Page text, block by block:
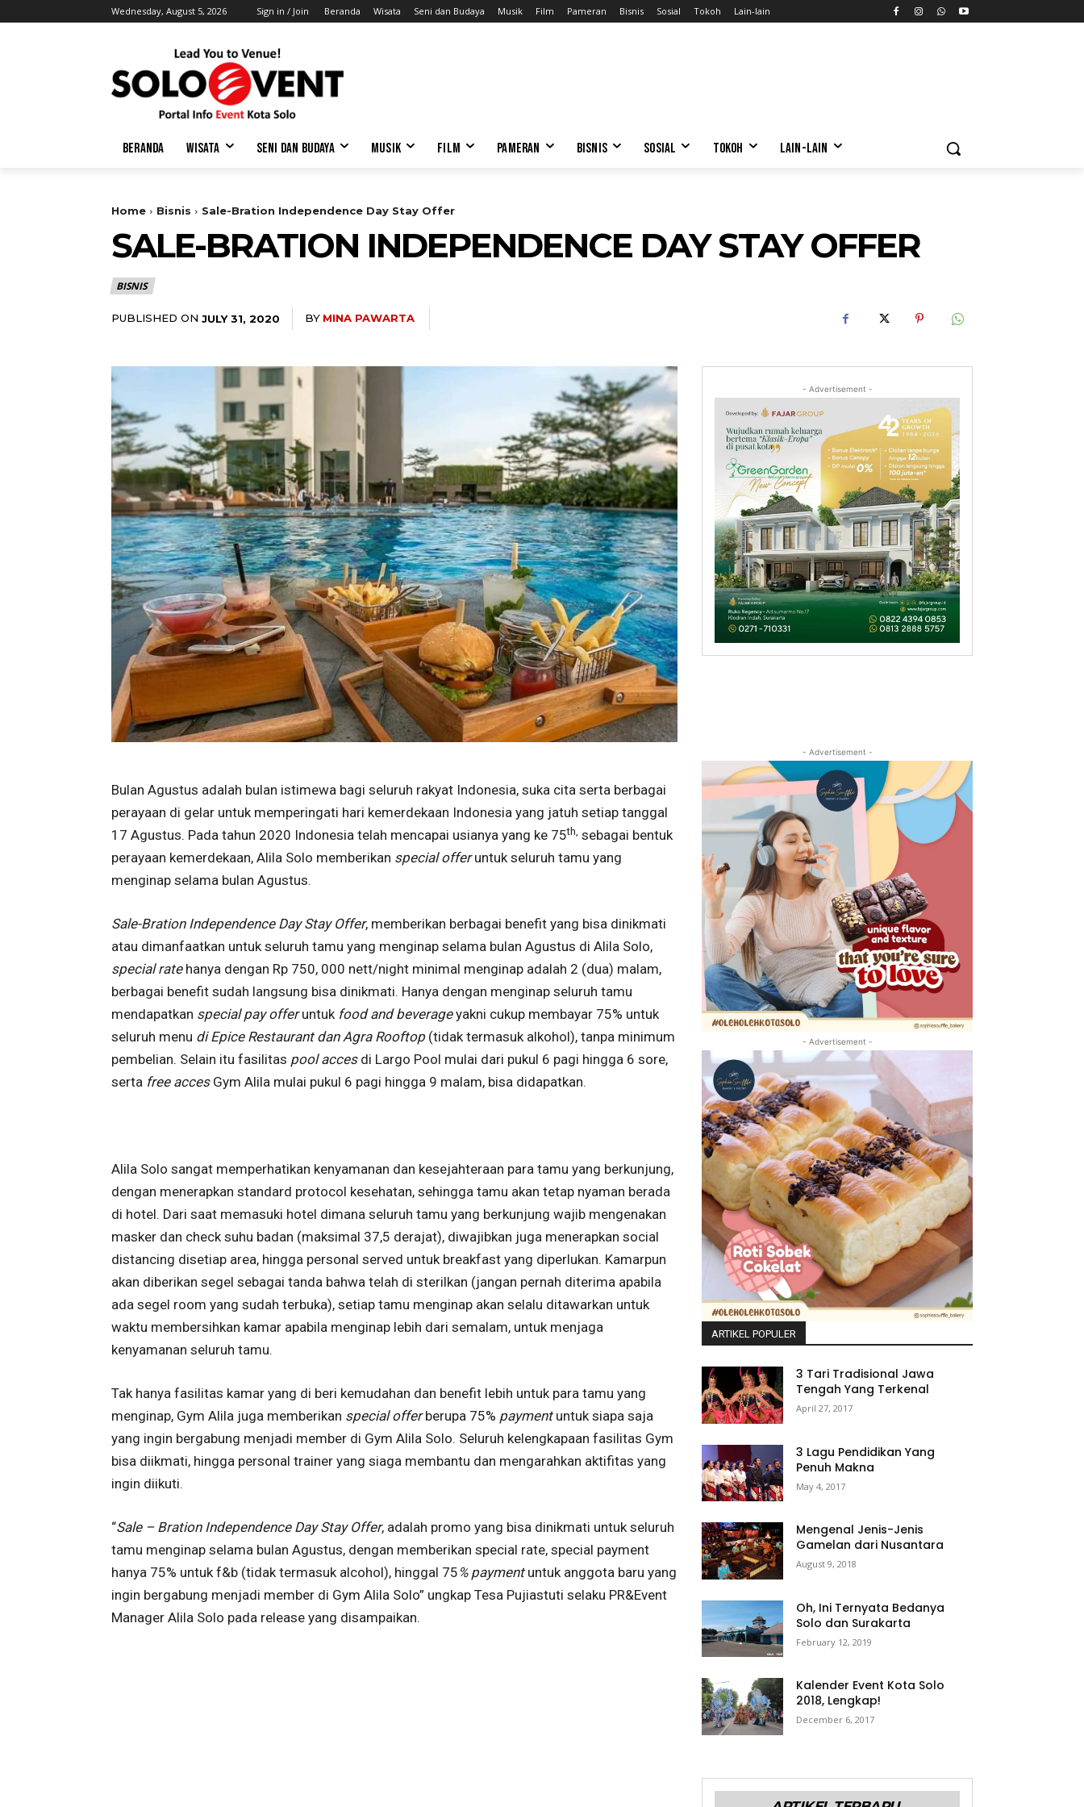
Wednesday, August 5, 2026 Sign in / Join Beranda Wisata Seni dan Budaya Musik Film Pameran Bisnis Sosial Tokoh Lain-lain
BERANDA WISATA SENI DAN BUDAYA MUSIK FILM PAMERAN BISNIS SOSIAL TOKOH LAIN-LAIN
Home Bisnis Sale-Bration Independence Day Stay Offer
SALE-BRATION INDEPENDENCE DAY STAY OFFER
BISNIS
PUBLISHED ON JULY 31, 2020 BY MINA PAWARTA
- Advertisement -
Bulan Agustus adalah bulan istimewa bagi seluruh rakyat Indonesia, suka cita serta berbagai
perayaan di gelar untuk memperingati hari kemerdekaan Indonesia yang jatuh setiap tanggal
17 Agustus. Pada tahun 2020 Indonesia telah mencapai usianya yang ke 75th, sebagai bentuk
perayaan kemerdekaan, Alila Solo memberikan special offeruntuk seluruh tamu yang
menginap selama bulan Agustus.
Sale-Bration Independence Day Stay Offer, memberikan berbagai benefit yang bisa dinikmati
atau dimanfaatkan untuk seluruh tamu yang menginap selama bulan Agustus di Alila Solo,
special ratehanya dengan Rp 750, 000 nett/night minimal menginap adalah 2 (dua) malam,
berbagai benefit sudah langsung bisa dinikmati. Hanya dengan menginap seluruh tamu
mendapatkan special pay offeruntuk food and beverageyakni cukup membayar 75% untuk
seluruh menu di Epice Restaurant dan Agra Rooftop (tidak termasuk alkohol), tanpa minimum
pembelian. Selain itu fasilitas pool accesdi Largo Pool mulai dari pukul 6 pagi hingga 6 sore,
serta free accesGym Alila mulai pukul 6 pagi hingga 9 malam, bisa didapatkan.
Alila Solo sangat memperhatikan kenyamanan dan kesejahteraan para tamu yang berkunjung,
dengan menerapkan standard protocol kesehatan, sehingga tamu akan tetap nyaman berada
di hotel. Dari saat memasuki hotel dimana seluruh tamu yang berkunjung wajib mengenakan
masker dan check suhu badan (maksimal 37,5 derajat), diwajibkan juga menerapkan social
distancing disetiap area, hingga personal served untuk breakfast yang diperlukan. Kamarpun
akan diberikan segel sebagai tanda bahwa telah di sterilkan (jangan pernah diterima apabila
ada segel room yang sudah terbuka), setiap tamu menginap akan selalu ditawarkan untuk
waktu membersihkan kamar apabila menginap lebih dari semalam, untuk menjaga
kenyamanan seluruh tamu.
Tak hanya fasilitas kamar yang di beri kemudahan dan benefit lebih untuk para tamu yang
menginap, Gym Alila juga memberikan special offerberupa 75% paymentuntuk siapa saja
yang ingin bergabung menjadi member di Gym Alila Solo. Seluruh kelengkapaan fasilitas Gym
bisa diikmati, hingga personal trainer yang siaga membantu dan mengarahkan aktifitas yang
ingin diikuti.
“Sale – Bration Independence Day Stay Offer, adalah promo yang bisa dinikmati untuk seluruh
tamu menginap selama bulan Agustus, dengan memberikan special rate, special payment
hanya 75% untuk f&b (tidak termasuk alcohol), hinggal 75 % paymentuntuk anggota baru yang
ingin bergabung menjadi member di Gym Alila Solo” ungkap Tesa Pujiastuti selaku PR&Event
Manager Alila Solo pada release yang disampaikan.
- Advertisement -
- Advertisement -
ARTIKEL POPULER
3 Tari Tradisional Jawa
Tengah Yang Terkenal
April 27, 2017
3 Lagu Pendidikan Yang
Penuh Makna
May 4, 2017
Mengenal Jenis-Jenis
Gamelan dari Nusantara
August 9, 2018
Oh, Ini Ternyata Bedanya
Solo dan Surakarta
February 12, 2019
Kalender Event Kota Solo
2018, Lengkap!
December 6, 2017